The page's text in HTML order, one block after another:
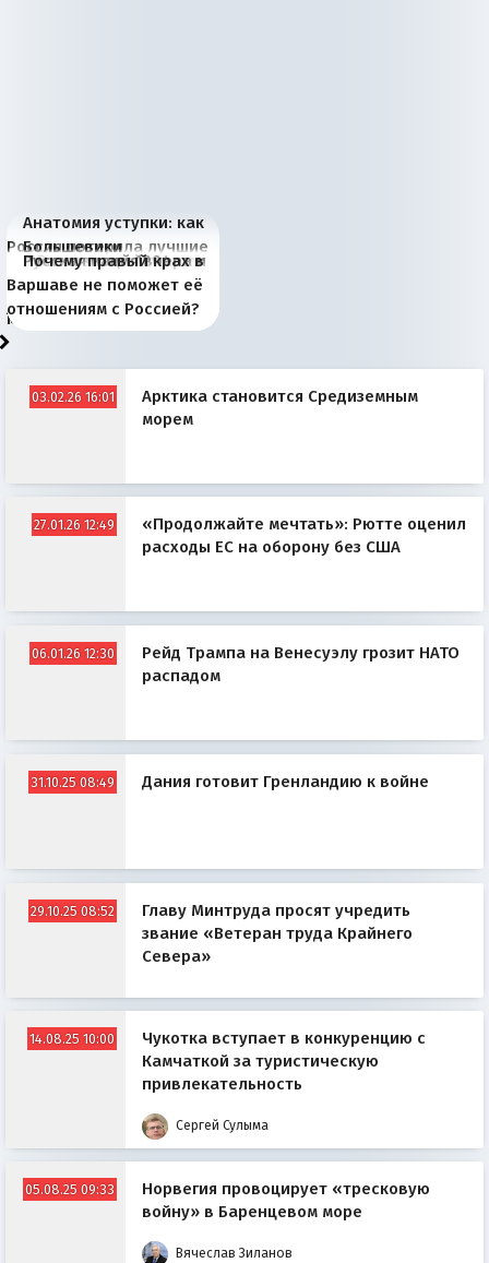
Анатомия уступки: как
Россия потеряла лучшие
рыбопромысловые
районы Баренцева
моря
Большевики
отличаются от «Яблока»
тем, что они -
победители
Киевская марионетка
Запада рассказала о
«переобувании» хозяев
В России назрели
перемены: 15 шагов к
суверенной экономике
Миграционный пожар
Европы
Россия начинает
сбрасывать балласт
Анкориджа
Россия зимой 1904
года: первые уступки во
внутренней политике
Русская нация вчера и
сегодня
Почему правый крах в
Варшаве не поможет её
отношениям с Россией?
03.02.26 16:01
Арктика становится Средиземным
морем
27.01.26 12:49
«Продолжайте мечтать»: Рютте оценил
расходы ЕС на оборону без США
06.01.26 12:30
Рейд Трампа на Венесуэлу грозит НАТО
распадом
31.10.25 08:49 Дания готовит Гренландию к войне
29.10.25 08:52
Главу Минтруда просят учредить
звание «Ветеран труда Крайнего
Севера»
14.08.25 10:00
Чукотка вступает в конкуренцию с
Камчаткой за туристическую
привлекательность
Сергей Сулыма
05.08.25 09:33
Норвегия провоцирует «тресковую
войну» в Баренцевом море
Вячеслав Зиланов